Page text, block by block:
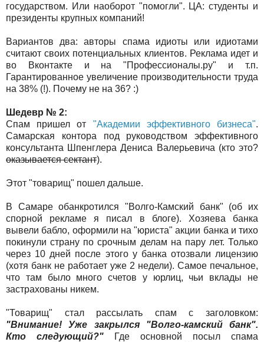
государством. Или наоборот "помогли". ЦА: студенты и
президенты крупных компаний!
Вариантов два: авторы спама идиоты или идиотами
считают своих потенциальных клиентов. Реклама идет и
во Вконтакте и на "Профессионалы.ру" и т.п.
Гарантированное увеличение производительности труда
на 38% (!). Почему не на 36? :)
Шедевр № 2:
Спам пришел от "Академии эффективного бизнеса".
Самарская контора под руководством эффективного
консультанта Шпенглера Дениса Валерьевича (кто это?
оказывается сектант).
Этот "товарищ" пошел дальше.
В Самаре обанкротился "Волго-Камский банк" (об их
спорной рекламе я писал в блоге). Хозяева банка
вывели бабло, оформили на "юриста" акции банка и тихо
покинули страну по срочным делам на пару лет. Только
через 10 дней после этого у банка отозвали лицензию
(хотя банк не работает уже 2 недели). Самое печальное,
что там было много счетов у юрлиц, чьи вклады не
застрахованы никем.
"Товарищ" стал рассылать спам с заголовком:
"Внимание! Уже закрылся "Волго-камский банк".
Кто следующий?" Где основной посыл спама